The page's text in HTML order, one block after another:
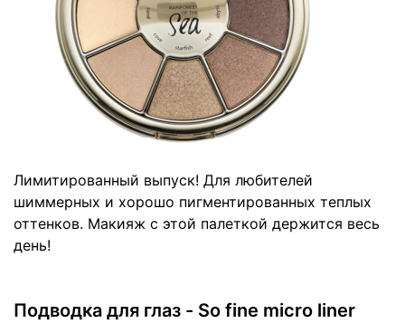
Лимитированный выпуск! Для любителей
шиммерных и хорошо пигментированных теплых
оттенков. Макияж с этой палеткой держится весь
день!
Подводка для глаз - So fine micro liner